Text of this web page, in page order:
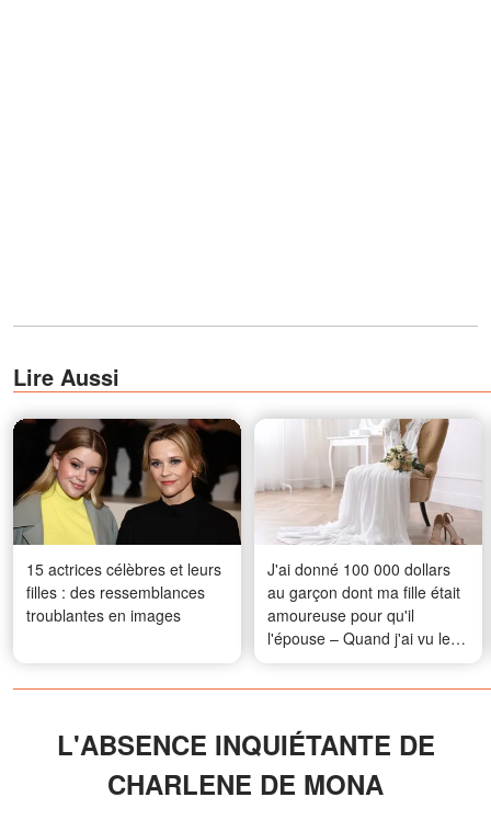
Lire Aussi
15 actrices célèbres et leurs
filles : des ressemblances
troublantes en images
J'ai donné 100 000 dollars
au garçon dont ma fille était
amoureuse pour qu'il
l'épouse – Quand j'ai vu les
photos de mariage, je n'en
croyais pas mes yeux
L'ABSENCE INQUIÉTANTE DE
CHARLENE DE MONA